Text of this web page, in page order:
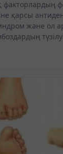
факторлардың
қарсы
және ол